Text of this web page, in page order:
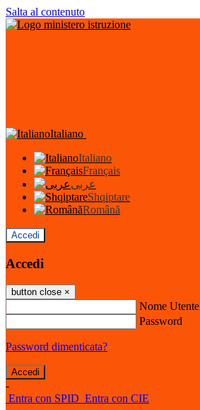
Salta al contenuto
Italiano
Italiano
Français
عربى
Shqiptare
Română
Accedi
Accedi
button close ×
Nome Utente
Password
Password dimenticata?
-
Entra con SPID Entra con CIE